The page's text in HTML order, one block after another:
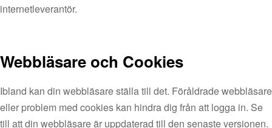
internetleverantör.
Webbläsare och Cookies
Ibland kan din webbläsare ställa till det. Föråldrade webbläsare
eller problem med cookies kan hindra dig från att logga in. Se
till att din webbläsare är uppdaterad till den senaste versionen.